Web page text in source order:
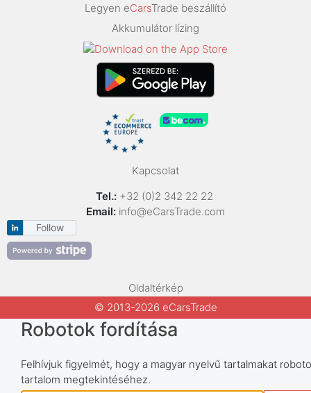
Legyen eCarsTrade beszállító
Akkumulátor lízing
Kapcsolat
Tel.: +32 (0)2 342 22 22
Email: info@eCarsTrade.com
Follow
Oldaltérkép
© 2013-2026 eCarsTrade
Robotok fordítása
Felhívjuk figyelmét, hogy a magyar nyelvű tartalmakat
tartalom megtekintéséhez.